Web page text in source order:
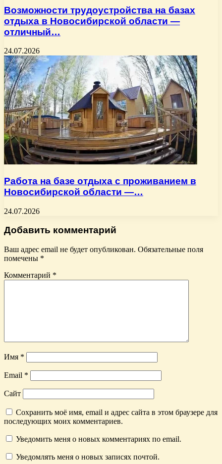
Возможности трудоустройства на базах
отдыха в Новосибирской области —
отличный…
24.07.2026
Работа на базе отдыха с проживанием в
Новосибирской области —…
24.07.2026
Добавить комментарий
Ваш адрес email не будет опубликован. Обязательные поля
помечены *
Комментарий *
Имя *
Email *
Сайт
Сохранить моё имя, email и адрес сайта в этом браузере для
последующих моих комментариев.
Уведомить меня о новых комментариях по email.
Уведомлять меня о новых записях почтой.